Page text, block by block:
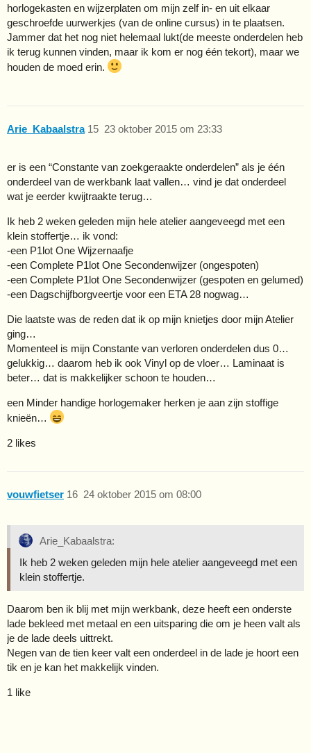
horlogekasten en wijzerplaten om mijn zelf in- en uit elkaar
geschroefde uurwerkjes (van de online cursus) in te plaatsen.
Jammer dat het nog niet helemaal lukt(de meeste onderdelen heb
ik terug kunnen vinden, maar ik kom er nog één tekort), maar we
houden de moed erin.
Arie_Kabaalstra 23 oktober 2015 om 23:33
15
er is een “Constante van zoekgeraakte onderdelen” als je één
onderdeel van de werkbank laat vallen… vind je dat onderdeel
wat je eerder kwijtraakte terug…
Ik heb 2 weken geleden mijn hele atelier aangeveegd met een
klein stoffertje… ik vond:
-een P1lot One Wijzernaafje
-een Complete P1lot One Secondenwijzer (ongespoten)
-een Complete P1lot One Secondenwijzer (gespoten en gelumed)
-een Dagschijfborgveertje voor een ETA 28 nogwag…
Die laatste was de reden dat ik op mijn knietjes door mijn Atelier
ging…
Momenteel is mijn Constante van verloren onderdelen dus 0…
gelukkig… daarom heb ik ook Vinyl op de vloer… Laminaat is
beter… dat is makkelijker schoon te houden…
een Minder handige horlogemaker herken je aan zijn stoffige
knieën…
2 likes
vouwfietser 24 oktober 2015 om 08:00
16
Arie_Kabaalstra:
Ik heb 2 weken geleden mijn hele atelier aangeveegd met een
klein stoffertje.
Daarom ben ik blij met mijn werkbank, deze heeft een onderste
lade bekleed met metaal en een uitsparing die om je heen valt als
je de lade deels uittrekt.
Negen van de tien keer valt een onderdeel in de lade je hoort een
tik en je kan het makkelijk vinden.
1 like